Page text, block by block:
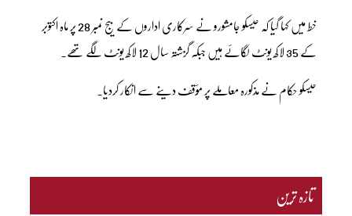
خط میں کہا گیا کہ حیسکو جامشورو نے سرکاری اداروں کے بیج نمبر 28 پر ماہ اکتوبر
کے 35 لاکھ یونٹ لگائے ہیں جبکہ گزشتہ سال 12 لاکھ یونٹ لگے تھے۔
حیسکو حکام نے مذکورہ معاملے پر مؤقف دینے سے انکار کردیا۔
تازہ ترین